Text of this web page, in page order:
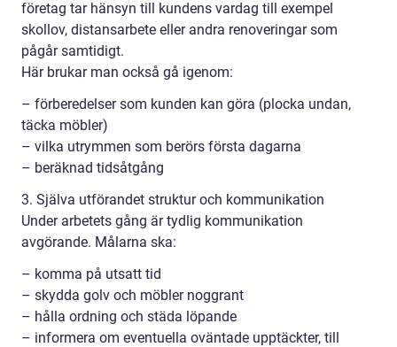
företag tar hänsyn till kundens vardag till exempel
skollov, distansarbete eller andra renoveringar som
pågår samtidigt.
Här brukar man också gå igenom:
– förberedelser som kunden kan göra (plocka undan,
täcka möbler)
– vilka utrymmen som berörs första dagarna
– beräknad tidsåtgång
3. Själva utförandet struktur och kommunikation
Under arbetets gång är tydlig kommunikation
avgörande. Målarna ska:
– komma på utsatt tid
– skydda golv och möbler noggrant
– hålla ordning och städa löpande
– informera om eventuella oväntade upptäckter, till